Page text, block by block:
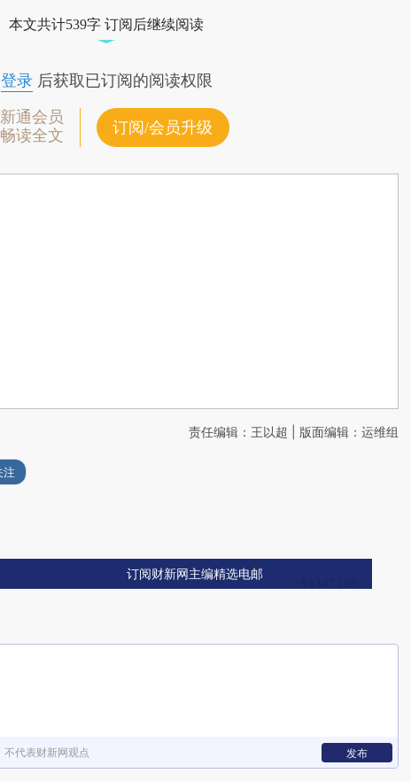
本文共计539字 订阅后继续阅读
登录后获取已订阅的阅读权限
通会员
读全文
订阅/会员升级
责任编辑：王以超 | 版面编辑：运维组
注
订阅财新网主编精选电邮
不代表财新网观点 发布